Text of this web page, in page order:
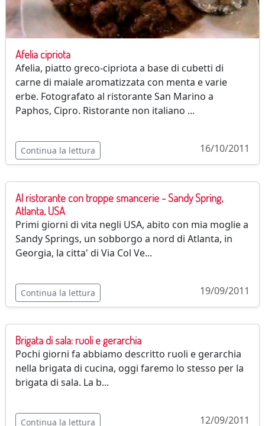
Afelia cipriota
Afelia, piatto greco-cipriota a base di cubetti di
carne di maiale aromatizzata con menta e varie
erbe. Fotografato al ristorante San Marino a
Paphos, Cipro. Ristorante non italiano ...
Continua la lettura 16/10/2011
Al ristorante con troppe smancerie - Sandy Spring,
Atlanta, USA
Primi giorni di vita negli USA, abito con mia moglie a
Sandy Springs, un sobborgo a nord di Atlanta, in
Georgia, la citta' di Via Col Ve...
Continua la lettura 19/09/2011
Brigata di sala: ruoli e gerarchia
Pochi giorni fa abbiamo descritto ruoli e gerarchia
nella brigata di cucina, oggi faremo lo stesso per la
brigata di sala. La b...
Continua la lettura 12/09/2011